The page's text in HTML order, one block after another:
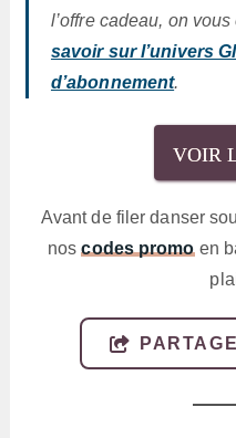
l’offre cadeau, on
savoir sur l’univers
d’abonnement.
VOIR
Avant de filer danser
noscodes promoen